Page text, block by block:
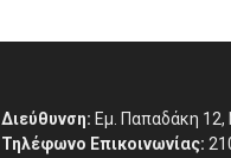
Διεύθυνση: Εμ. Παπαδάκη 12,
Τηλέφωνο Επικοινωνίας: